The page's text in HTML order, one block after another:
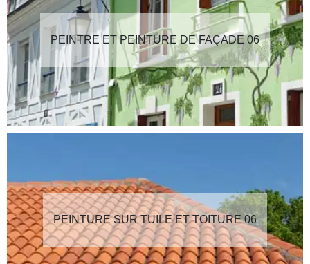
PEINTRE ET PEINTURE DE FAÇADE 06
PEINTURE SUR TUILE ET TOITURE 06